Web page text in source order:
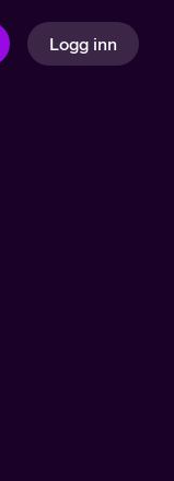
Logg inn